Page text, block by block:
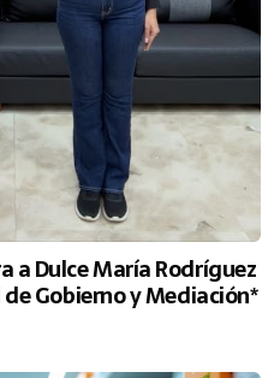
a Dulce María Rodríguez
Gobierno y Mediación*